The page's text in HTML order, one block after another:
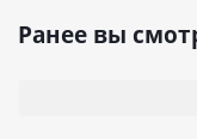
Ранее вы